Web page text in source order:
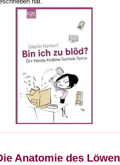
Anatomie des Löwen